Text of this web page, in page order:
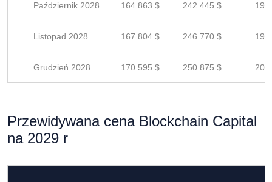
Październik 2028 164.863 $ 242.445 $
Listopad 2028 167.804 $ 246.770 $
Grudzień 2028 170.595 $ 250.875 $
Przewidywana cena Blockchain Capital
na 2029 r